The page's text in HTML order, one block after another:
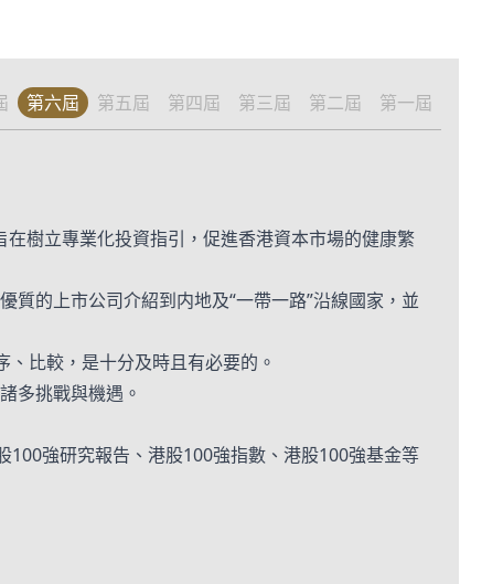
第六屆 第五屆 第四屆 第三屆 第二屆 第一屆
樹立專業化投資指引，促進香港資本市場的健康繁
的上市公司介紹到内地及“一帶一路”沿線國家，並
比較，是十分及時且有必要的。
多挑戰與機遇。
強研究報告、港股100強指數、港股100強基金等